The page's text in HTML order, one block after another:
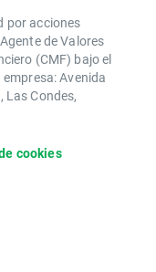
por acciones
de Valores
(CMF) bajo el
Avenida
Condes,
cookies